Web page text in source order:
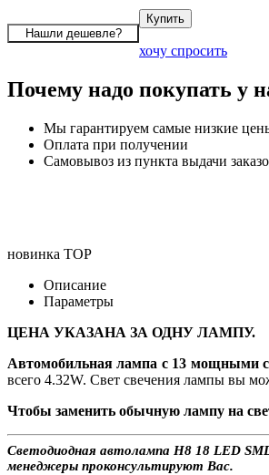
хочу спросить
Почему надо покупать у
Мы гарантируем самые низкие
Оплата при получении
Самовывоз из пункта выдачи
новинка TOP
Описание
Параметры
ЦЕНА УКАЗАНА ЗА ОДНУ ЛАМПУ.
Автомобильная лампа с 13 мощными
всего 4.32W. Свет свечения лампы вы
Чтобы заменить обычную лампу на
Светодиодная автолампа H8 18 LED
менеджеры проконсультируют Вас.